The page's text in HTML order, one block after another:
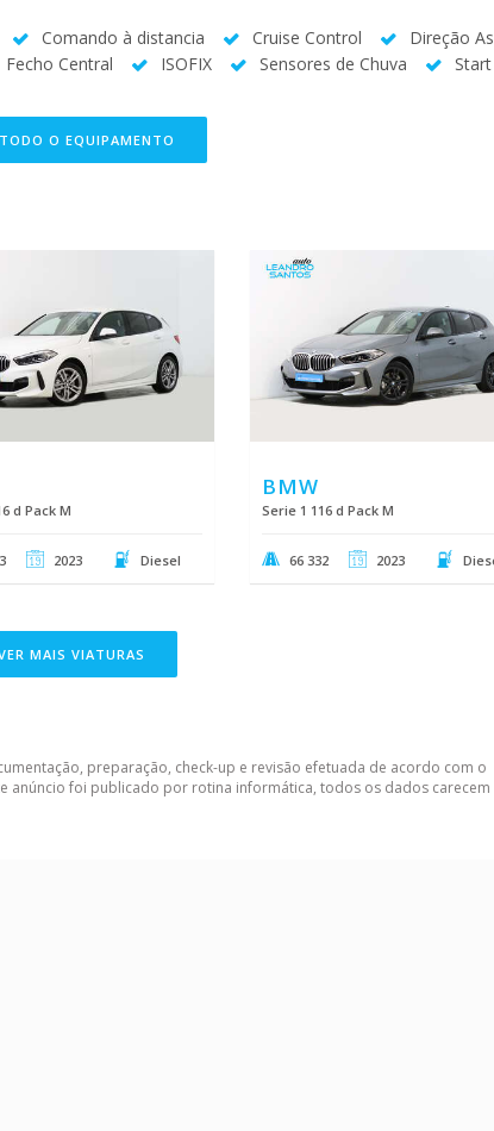
Comando à distancia Cruise Control
Direção
Fecho Central ISOFIX Sensores de Chuva
O EQUIPAMENTO
d Pack M
2023 Diesel
BMW
Serie 1 116 d Pack M
66 332 2023
MAIS VIATURAS
preparação, check-up e revisão efetuada de acordo com o
anúncio foi publicado por rotina informática, todos os dados carecem